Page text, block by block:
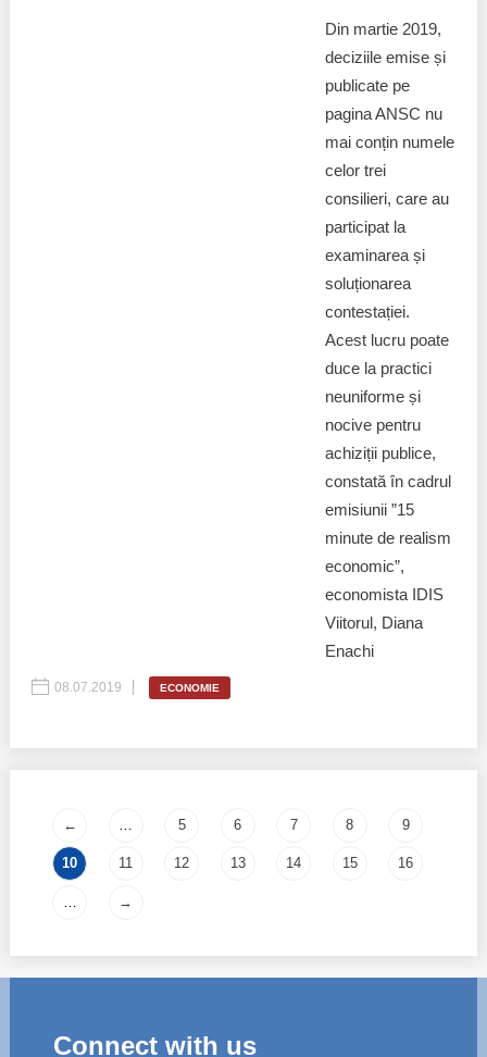
Din martie 2019,
deciziile emise și
publicate pe
pagina ANSC nu
mai conțin numele
celor trei
consilieri, care au
participat la
examinarea și
soluționarea
contestației.
Acest lucru poate
duce la practici
neuniforme și
nocive pentru
achiziții publice,
constată în cadrul
emisiunii ”15
minute de realism
economic”,
economista IDIS
Viitorul, Diana
Enachi
08.07.2019 ECONOMIE
← … 5 6 7 8 9
10 11 12 13 14 15 16
→
Connect with us